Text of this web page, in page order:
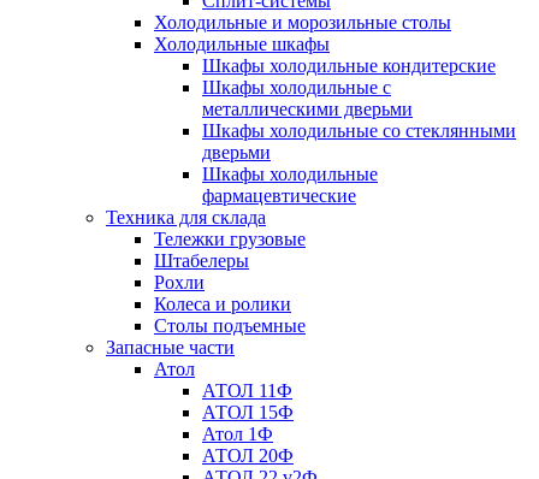
Холодильные и морозильные столы
Холодильные шкафы
Шкафы холодильные кондитерские
Шкафы холодильные с
металлическими дверьми
Шкафы холодильные со стеклянными
дверьми
Шкафы холодильные
фармацевтические
Техника для склада
Тележки грузовые
Штабелеры
Рохли
Колеса и ролики
Столы подъемные
Запасные части
Атол
АТОЛ 11Ф
АТОЛ 15Ф
Атол 1Ф
АТОЛ 20Ф